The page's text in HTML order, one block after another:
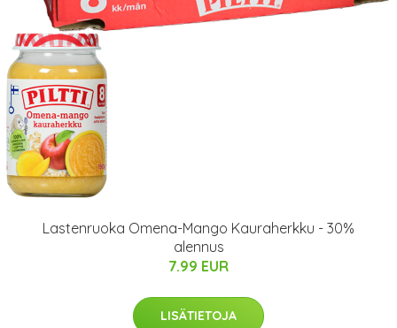
Lastenruoka Omena-Mango Kauraherkku - 30%
alennus
7.99 EUR
LISÄTIETOJA